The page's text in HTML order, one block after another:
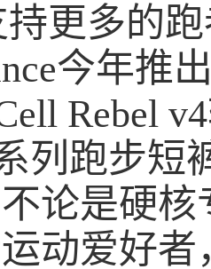
持更多的
今年推
Rebel
列跑步
论是硬
动爱好